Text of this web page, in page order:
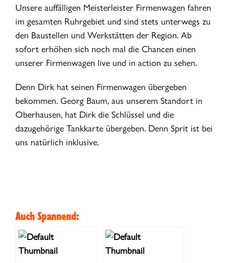
Unsere auffälligen Meisterleister Firmenwagen fahren
im gesamten Ruhrgebiet und sind stets unterwegs zu
den Baustellen und Werkstätten der Region. Ab
sofort erhöhen sich noch mal die Chancen einen
unserer Firmenwagen live und in action zu sehen.
Denn Dirk hat seinen Firmenwagen übergeben
bekommen. Georg Baum, aus unserem Standort in
Oberhausen, hat Dirk die Schlüssel und die
dazugehörige Tankkarte übergeben. Denn Sprit ist bei
uns natürlich inklusive.
Auch Spannend: